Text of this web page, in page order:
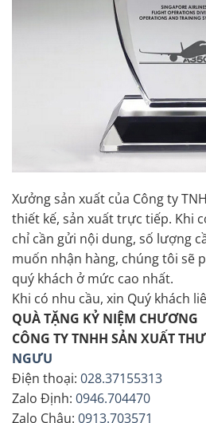
Xưởng sản xuất của Công ty
thiết kế, sản xuất trực tiếp. Khi
chỉ cần gửi nội dung, số lượng
muốn nhận hàng, chúng tôi sẽ
quý khách ở mức cao nhất.
Khi có nhu cầu, xin Quý khách
QUÀ TẶNG KỶ NIỆM CHƯƠNG
CÔNG TY TNHH SẢN XUẤT
NGƯU
Điện thoại: 028.37155313
Zalo Định: 0946.704470
Zalo Châu: 0913.703571